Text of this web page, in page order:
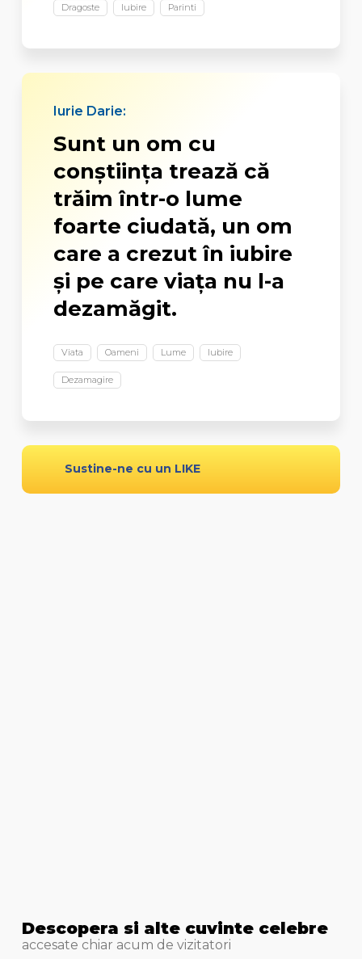
Dragoste Iubire Parinti
Iurie Darie:
Sunt un om cu
conştiinţa trează că
trăim într-o lume
foarte ciudată, un om
care a crezut în iubire
şi pe care viaţa nu l-a
dezamăgit.
Viata Oameni Lume Iubire
Dezamagire
Sustine-ne cu un LIKE
Descopera si alte cuvinte celebre
accesate chiar acum de vizitatori